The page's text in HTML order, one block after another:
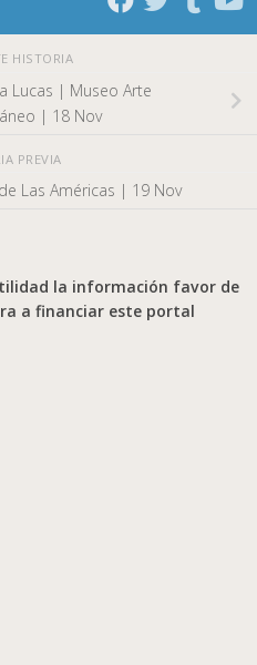
HISTORIA
Lucas | Museo Arte
| 18 Nov
PREVIA
Las Américas | 19 Nov
la información favor de
a financiar este portal